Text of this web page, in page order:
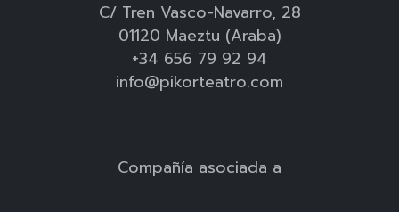
C/ Tren Vasco-Navarro, 28
01120 Maeztu (Araba)
+34 656 79 92 94
info@pikorteatro.com
Compañía asociada a